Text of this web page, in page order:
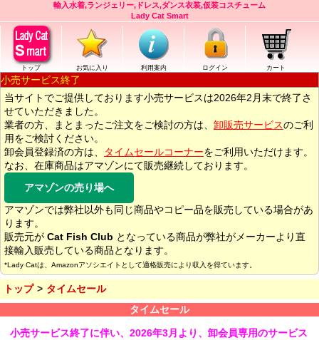
輸入水着,ランジェリー,ドレス,ダンス衣装,仮装コスチューム
Lady Cat Smart
トップ お気に入り 利用案内 ログイン カート
小売サービス終了
当サイトでご提供しております小売サービスは2026年2月末で終了さ
せていただきました。
業者の方、まとまったご注文をご検討の方は、 卸販売サービスのご利
用をご検討ください。
卸会員登録済の方は、
タイムセールコーナーをご利用いただけます。
なお、在庫商品はアマゾンにて販売継続しております。
アマゾンの売り場へ
アマゾンでは弊社以外も同じ商品やコピー品を販売している場合があ
ります。
販売元が Cat Fish Club となっている商品が弊社がメーカーより直
接輸入販売している商品となります。
*Lady Catは、Amazonアソシエイトとして適格販売により収入を得ています。
トップ
タイムセール
タイムセール
小売サービス終了に伴い、2026年3月より、卸会員専用のサービス